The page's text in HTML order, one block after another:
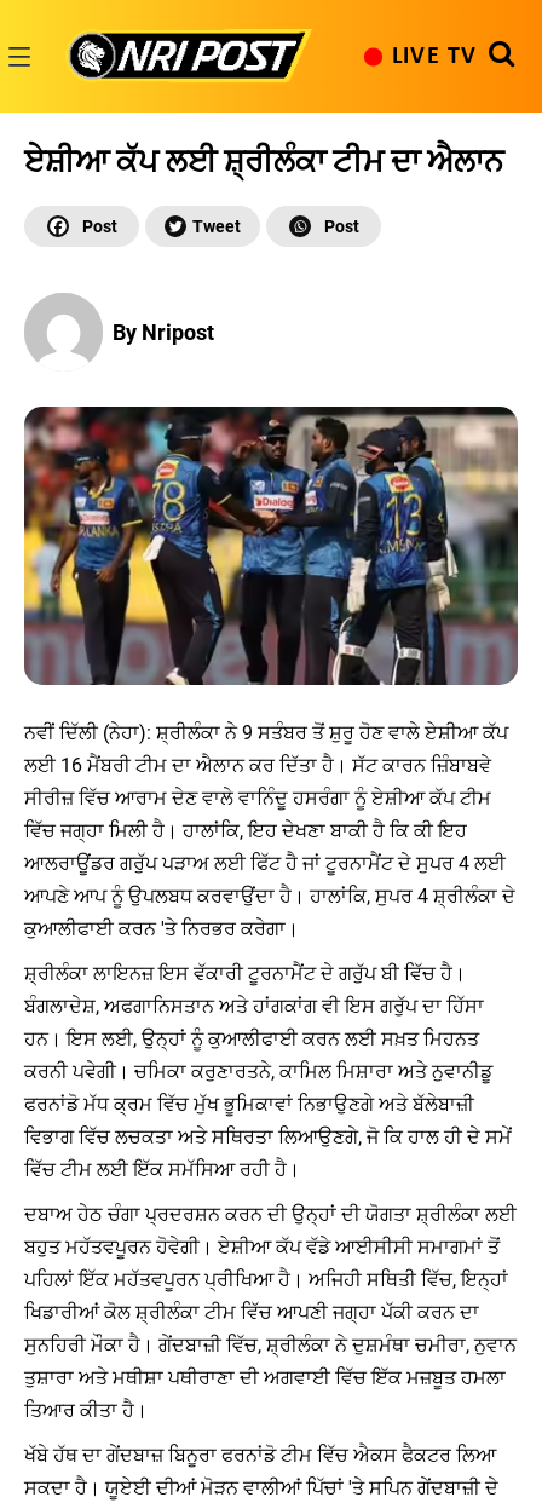
content
LIVE TV
ਏਸ਼ੀਆ ਕੱਪ ਲਈ ਸ਼੍ਰੀਲੰਕਾ ਟੀਮ ਦਾ ਐਲਾਨ
By Nripost
ਨਵੀਂ ਦਿੱਲੀ (ਨੇਹਾ): ਸ਼੍ਰੀਲੰਕਾ ਨੇ 9 ਸਤੰਬਰ ਤੋਂ ਸ਼ੁਰੂ ਹੋਣ ਵਾਲੇ ਏਸ਼ੀਆ ਕੱਪ
ਲਈ 16 ਮੈਂਬਰੀ ਟੀਮ ਦਾ ਐਲਾਨ ਕਰ ਦਿੱਤਾ ਹੈ। ਸੱਟ ਕਾਰਨ ਜ਼ਿੰਬਾਬਵੇ
ਸੀਰੀਜ਼ ਵਿੱਚ ਆਰਾਮ ਦੇਣ ਵਾਲੇ ਵਾਨਿੰਦੂ ਹਸਰੰਗਾ ਨੂੰ ਏਸ਼ੀਆ ਕੱਪ ਟੀਮ
ਵਿੱਚ ਜਗ੍ਹਾ ਮਿਲੀ ਹੈ। ਹਾਲਾਂਕਿ, ਇਹ ਦੇਖਣਾ ਬਾਕੀ ਹੈ ਕਿ ਕੀ ਇਹ
ਆਲਰਾਊਂਡਰ ਗਰੁੱਪ ਪੜਾਅ ਲਈ ਫਿੱਟ ਹੈ ਜਾਂ ਟੂਰਨਾਮੈਂਟ ਦੇ ਸੁਪਰ 4 ਲਈ
ਆਪਣੇ ਆਪ ਨੂੰ ਉਪਲਬਧ ਕਰਵਾਉਂਦਾ ਹੈ। ਹਾਲਾਂਕਿ, ਸੁਪਰ 4 ਸ਼੍ਰੀਲੰਕਾ ਦੇ
ਕੁਆਲੀਫਾਈ ਕਰਨ 'ਤੇ ਨਿਰਭਰ ਕਰੇਗਾ।
ਸ਼੍ਰੀਲੰਕਾ ਲਾਇਨਜ਼ ਇਸ ਵੱਕਾਰੀ ਟੂਰਨਾਮੈਂਟ ਦੇ ਗਰੁੱਪ ਬੀ ਵਿੱਚ ਹੈ।
ਬੰਗਲਾਦੇਸ਼, ਅਫਗਾਨਿਸਤਾਨ ਅਤੇ ਹਾਂਗਕਾਂਗ ਵੀ ਇਸ ਗਰੁੱਪ ਦਾ ਹਿੱਸਾ
ਹਨ। ਇਸ ਲਈ, ਉਨ੍ਹਾਂ ਨੂੰ ਕੁਆਲੀਫਾਈ ਕਰਨ ਲਈ ਸਖ਼ਤ ਮਿਹਨਤ
ਕਰਨੀ ਪਵੇਗੀ। ਚਮਿਕਾ ਕਰੁਣਾਰਤਨੇ, ਕਾਮਿਲ ਮਿਸ਼ਾਰਾ ਅਤੇ ਨੁਵਾਨੀਡੂ
ਫਰਨਾਂਡੋ ਮੱਧ ਕ੍ਰਮ ਵਿੱਚ ਮੁੱਖ ਭੂਮਿਕਾਵਾਂ ਨਿਭਾਉਣਗੇ ਅਤੇ ਬੱਲੇਬਾਜ਼ੀ
ਵਿਭਾਗ ਵਿੱਚ ਲਚਕਤਾ ਅਤੇ ਸਥਿਰਤਾ ਲਿਆਉਣਗੇ, ਜੋ ਕਿ ਹਾਲ ਹੀ ਦੇ ਸਮੇਂ
ਵਿੱਚ ਟੀਮ ਲਈ ਇੱਕ ਸਮੱਸਿਆ ਰਹੀ ਹੈ।
ਦਬਾਅ ਹੇਠ ਚੰਗਾ ਪ੍ਰਦਰਸ਼ਨ ਕਰਨ ਦੀ ਉਨ੍ਹਾਂ ਦੀ ਯੋਗਤਾ ਸ਼੍ਰੀਲੰਕਾ ਲਈ
ਬਹੁਤ ਮਹੱਤਵਪੂਰਨ ਹੋਵੇਗੀ। ਏਸ਼ੀਆ ਕੱਪ ਵੱਡੇ ਆਈਸੀਸੀ ਸਮਾਗਮਾਂ ਤੋਂ
ਪਹਿਲਾਂ ਇੱਕ ਮਹੱਤਵਪੂਰਨ ਪ੍ਰੀਖਿਆ ਹੈ। ਅਜਿਹੀ ਸਥਿਤੀ ਵਿੱਚ, ਇਨ੍ਹਾਂ
ਖਿਡਾਰੀਆਂ ਕੋਲ ਸ਼੍ਰੀਲੰਕਾ ਟੀਮ ਵਿੱਚ ਆਪਣੀ ਜਗ੍ਹਾ ਪੱਕੀ ਕਰਨ ਦਾ
ਸੁਨਹਿਰੀ ਮੌਕਾ ਹੈ। ਗੇਂਦਬਾਜ਼ੀ ਵਿੱਚ, ਸ਼੍ਰੀਲੰਕਾ ਨੇ ਦੁਸ਼ਮੰਥਾ ਚਮੀਰਾ, ਨੁਵਾਨ
ਤੁਸ਼ਾਰਾ ਅਤੇ ਮਥੀਸ਼ਾ ਪਥੀਰਾਣਾ ਦੀ ਅਗਵਾਈ ਵਿੱਚ ਇੱਕ ਮਜ਼ਬੂਤ ​​ਹਮਲਾ
ਤਿਆਰ ਕੀਤਾ ਹੈ।
ਖੱਬੇ ਹੱਥ ਦਾ ਗੇਂਦਬਾਜ਼ ਬਿਨੂਰਾ ਫਰਨਾਂਡੋ ਟੀਮ ਵਿੱਚ ਐਕਸ ਫੈਕਟਰ ਲਿਆ
ਸਕਦਾ ਹੈ। ਯੂਏਈ ਦੀਆਂ ਮੋੜਨ ਵਾਲੀਆਂ ਪਿੱਚਾਂ 'ਤੇ ਸਪਿਨ ਗੇਂਦਬਾਜ਼ੀ ਦੇ